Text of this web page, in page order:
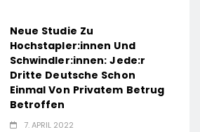
Neue Studie Zu
Hochstapler:innen Und
Schwindler:innen: Jede:r
Dritte Deutsche Schon
Einmal Von Privatem Betrug
Betroffen
7. APRIL 2022